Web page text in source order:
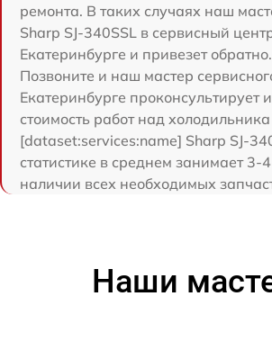
ремонта. В таких случаях наш
Sharp SJ-340SSL в сервисный
Екатеринбурге и привезет обратно.
Позвоните и наш мастер
Екатеринбурге проконсультирует
стоимость работ над
[dataset:services:name] Sharp SJ-
статистике в среднем занимает 3-
наличии всех необходимых
Наши